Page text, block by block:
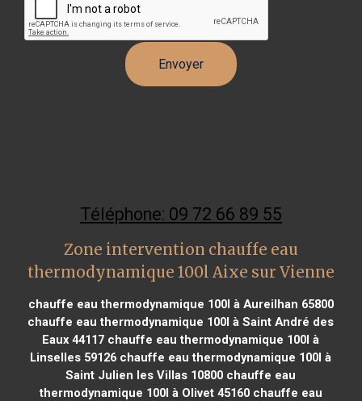
Téléphone: 09 72 66 89 55
Zone intervention chauffe eau
thermodynamique 100l Aixe sur Vienne
chauffe eau thermodynamique 100l à Aureilhan 65800
chauffe eau thermodynamique 100l à Saint André des
Eaux 44117 chauffe eau thermodynamique 100l à
Linselles 59126 chauffe eau thermodynamique 100l à
Saint Julien les Villas 10800 chauffe eau
thermodynamique 100l à Olivet 45160chauffe eau